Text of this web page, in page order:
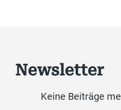
Newsletter
Keine Beiträge